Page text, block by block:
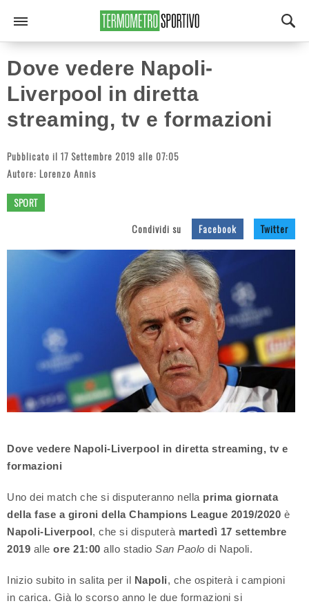
Dove vedere Napoli-
Liverpool in diretta
streaming, tv e formazioni
Pubblicato il 17 Settembre 2019 alle 07:05
Autore: Lorenzo Annis
SPORT
Condividi su
Facebook Twitter
Dove vedere Napoli-Liverpool in diretta streaming, tv e
formazioni
Uno dei match che si disputeranno nella prima giornata
della fase a gironi della Champions League 2019/2020 è
Napoli-Liverpool, che si disputerà martedì 17 settembre
2019 alle ore 21:00 allo stadio San Paolo di Napoli.
Inizio subito in salita per il Napoli, che ospiterà i campioni
in carica. Già lo scorso anno le due formazioni si